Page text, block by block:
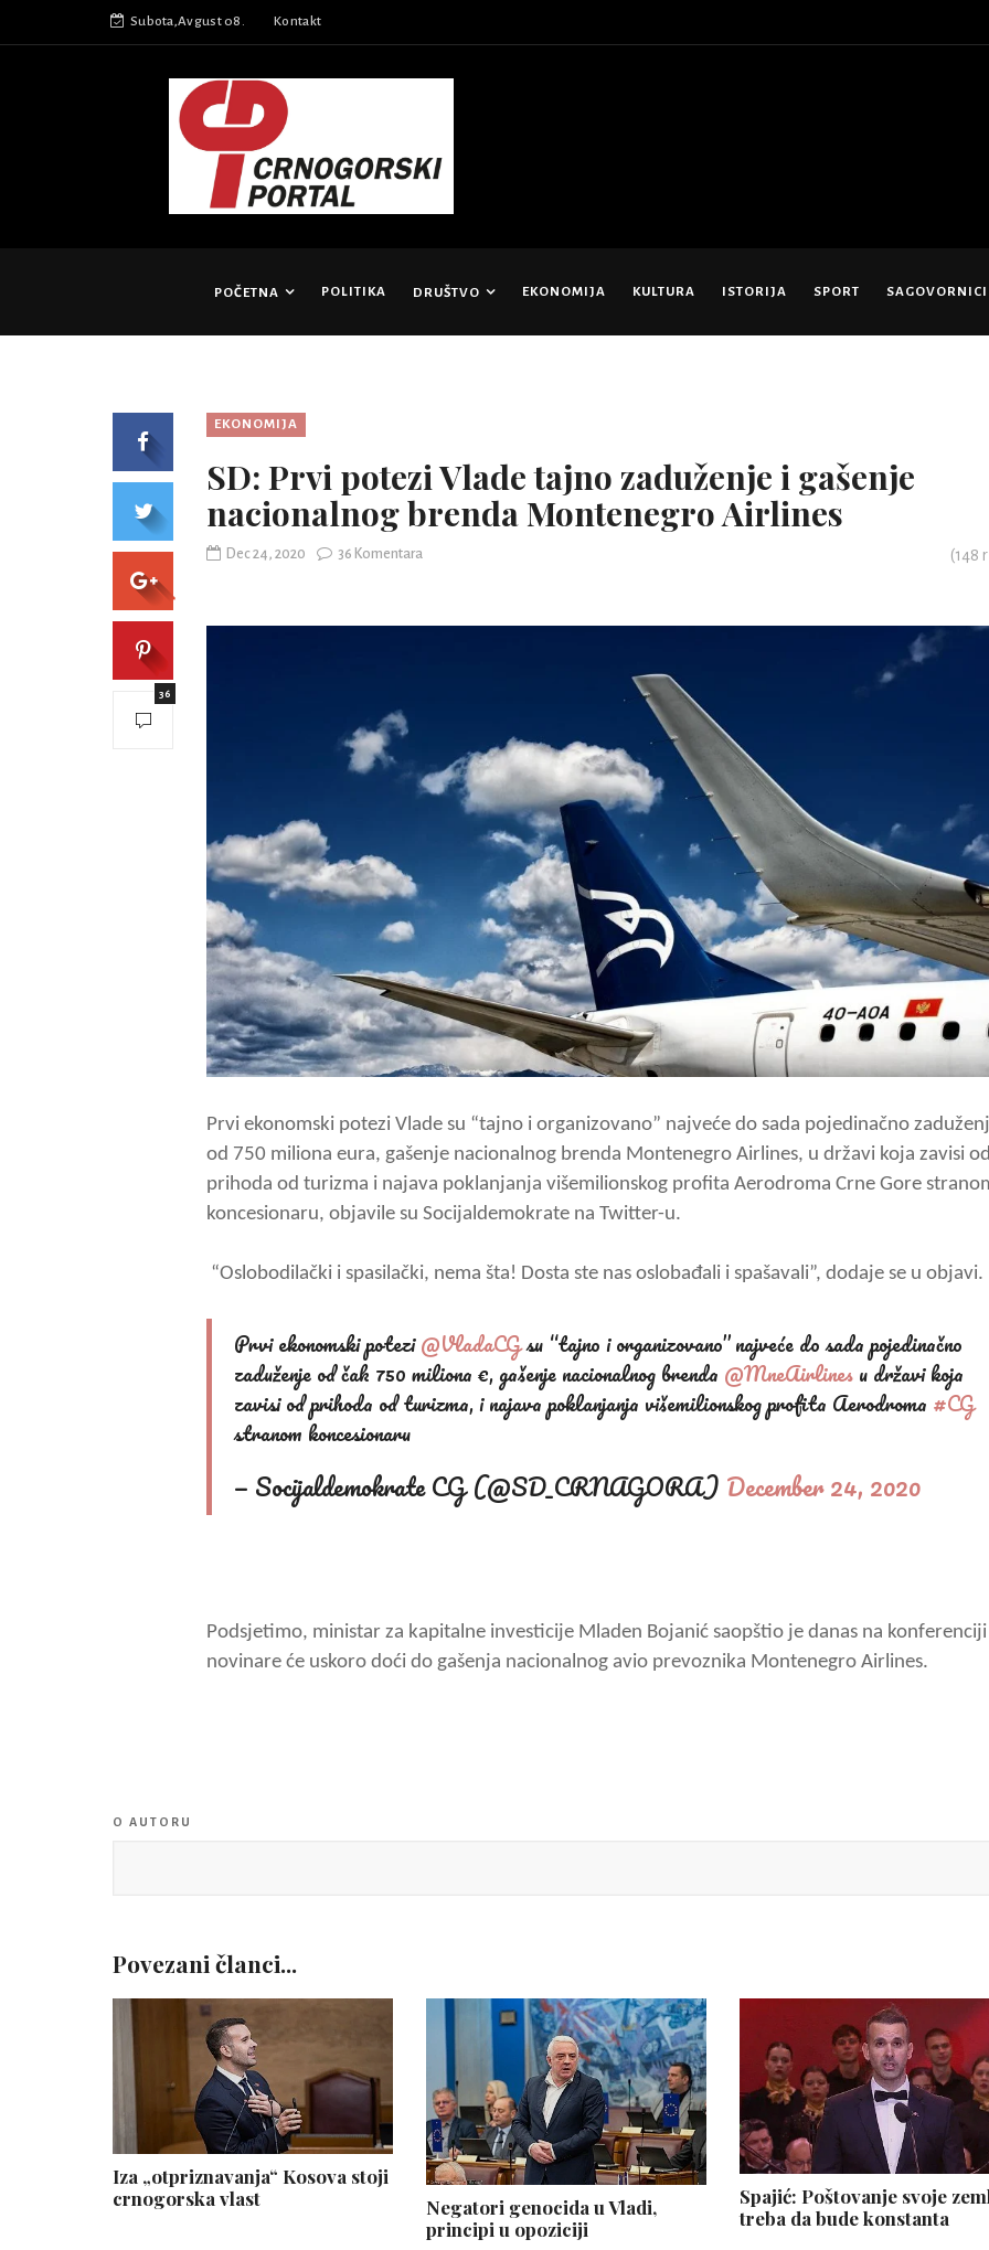
Subota,Avgust 08. Kontakt
POČETNA POLITIKA DRUŠTVO EKONOMIJA KULTURA ISTORIJA SPORT SAGOVORNICI
EKONOMIJA
SD: Prvi potezi Vlade tajno zaduženje i gašenje
nacionalnog brenda Montenegro Airlines
Dec 24, 2020 36 Komentara (148
Prvi ekonomski potezi Vlade su “tajno i organizovano” najveće do sada pojedinačno
od 750 miliona eura, gašenje nacionalnog brenda Montenegro Airlines, u državi koja zavisi
prihoda od turizma i najava poklanjanja višemilionskog profita Aerodroma Crne Gore
koncesionaru, objavile su Socijaldemokrate na Twitter-u.
“Oslobodilački i spasilački, nema šta! Dosta ste nas oslobađali i spašavali”, dodaje se u objavi.
Prvi ekonomski potezi@VladaCGsu “tajno i organizovano” najveće do sada pojedinačno
zaduženje od čak 750 miliona €, gašenje nacionalnog brenda @MneAirlines u državi koja
zavisi od prihoda od turizma, i najava poklanjanja višemilionskog profita Aerodroma #CG
stranom koncesionaru
— Socijaldemokrate CG (@SD_CRNAGORA) December 24, 2020
Podsjetimo, ministar za kapitalne investicije Mladen Bojanić saopštio je danas na konferenciji
novinare će uskoro doći do gašenja nacionalnog avio prevoznika Montenegro Airlines.
36
O AUTORU
Povezani članci...
Iza „otpriznavanja“ Kosova stoji
crnogorska vlast
Negatori genocida u Vladi,
principi u opoziciji
Spajić: Poštovanje svoje
treba da bude konstanta